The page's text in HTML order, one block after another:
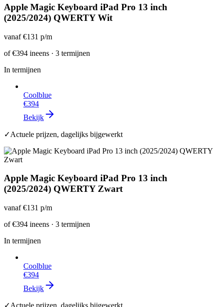
Apple Magic Keyboard iPad Pro 13 inch
(2025/2024) QWERTY Wit
vanaf€131 p/m
of€394 ineens · 3 termijnen
In termijnen
Coolblue
€394
Bekijk
✓Actuele prijzen, dagelijks bijgewerkt
Apple Magic Keyboard iPad Pro 13 inch
(2025/2024) QWERTY Zwart
vanaf€131 p/m
of€394 ineens · 3 termijnen
In termijnen
Coolblue
€394
Bekijk
✓ Actuele prijzen, dagelijks bijgewerkt